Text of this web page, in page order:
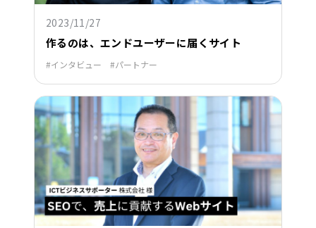
2023/11/27
作るのは、エンドユーザーに届くサイト
インタビュー パートナー